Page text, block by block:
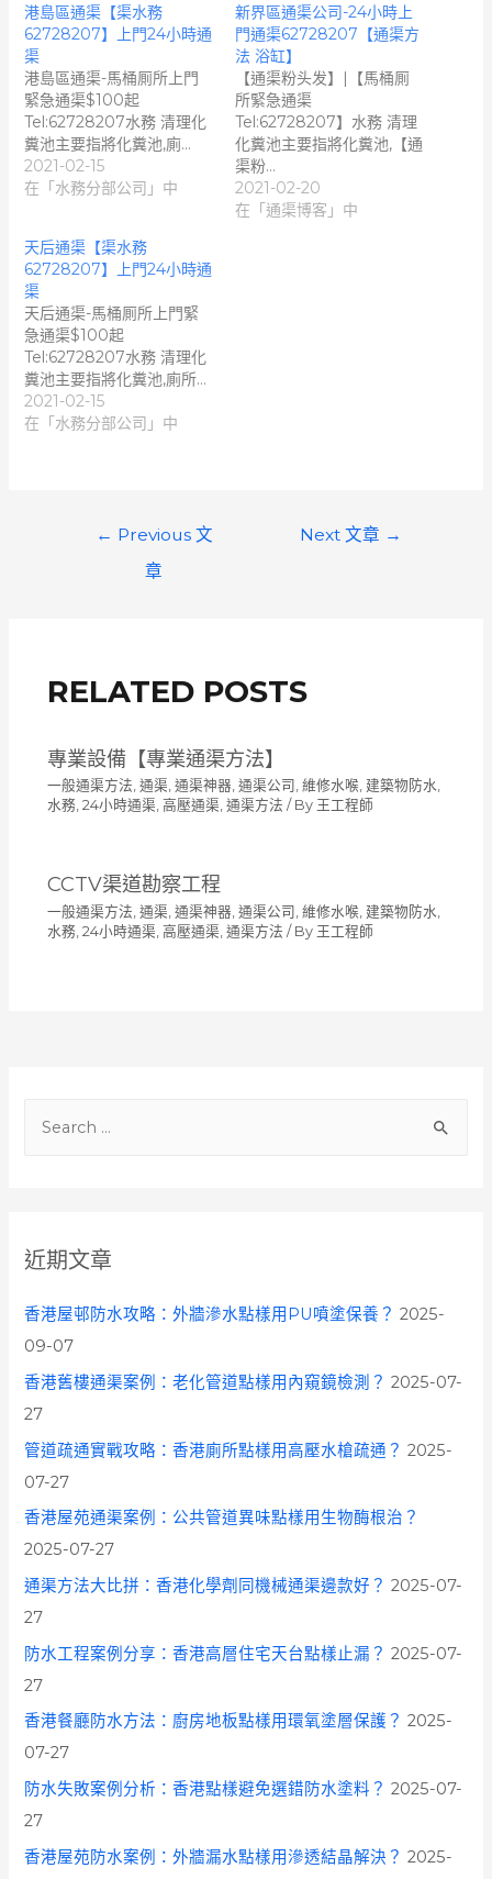
h
f
o
近期文章
香港屋邨防水攻略：外牆滲水點樣用PU噴塗保養？ 2025-
09-07
香港舊樓通渠案例：老化管道點樣用內窺鏡檢測？ 2025-07-
27
管道疏通實戰攻略：香港廁所點樣用高壓水槍疏通？ 2025-
07-27
香港屋苑通渠案例：公共管道異味點樣用生物酶根治？
2025-07-27
通渠方法大比拼：香港化學劑同機械通渠邊款好？ 2025-07-
27
防水工程案例分享：香港高層住宅天台點樣止漏？ 2025-07-
27
香港餐廳防水方法：廚房地板點樣用環氧塗層保護？ 2025-
07-27
防水失敗案例分析：香港點樣避免選錯防水塗料？ 2025-07-
27
香港屋苑防水案例：外牆漏水點樣用滲透結晶解決？ 2025-
港島區通渠【渠水務
62728207】上門24小時通
渠
港島區通渠-馬桶厠所上門
緊急通渠$100起
Tel:62728207水務 清理化
糞池主要指將化糞池,廁…
2021-02-15
在「水務分部公司」中
新界區通渠公司-24小時上
門通渠62728207【通渠方
法 浴缸】
【通渠粉头发】|【馬桶厠
所緊急通渠
Tel:62728207】水務 清理
化糞池主要指將化糞池,【通
渠粉…
2021-02-20
在「通渠博客」中
天后通渠【渠水務
62728207】上門24小時通
渠
天后通渠-馬桶厠所上門緊
急通渠$100起
Tel:62728207水務 清理化
糞池主要指將化糞池,廁所…
2021-02-15
在「水務分部公司」中
← Previous 文
章
Next 文章 →
RELATED POSTS
專業設備【專業通渠方法】
一般通渠方法, 通渠, 通渠神器, 通渠公司, 維修水喉, 建築物防水,
水務, 24小時通渠, 高壓通渠, 通渠方法 / By 王工程師
CCTV渠道勘察工程
一般通渠方法 通渠, 通渠神器, 通渠公司, 維修水喉, 建築物防水,
水務, 24小時通渠, 高壓通渠 通渠方法 / By 王工程師